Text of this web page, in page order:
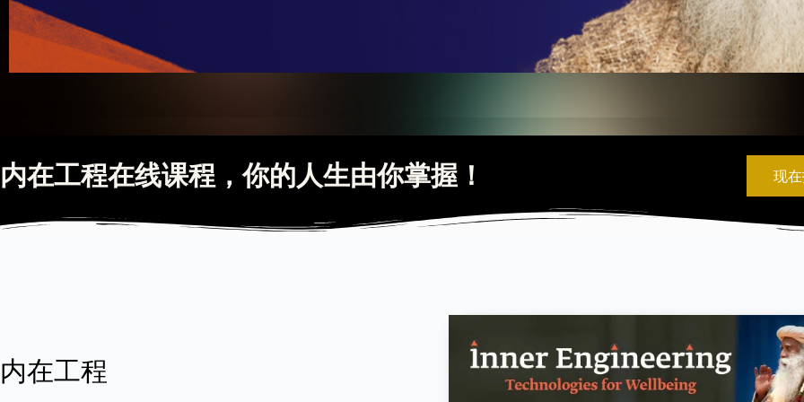
内在工程在线课程，你的人生由你掌握！ 现
内在工程